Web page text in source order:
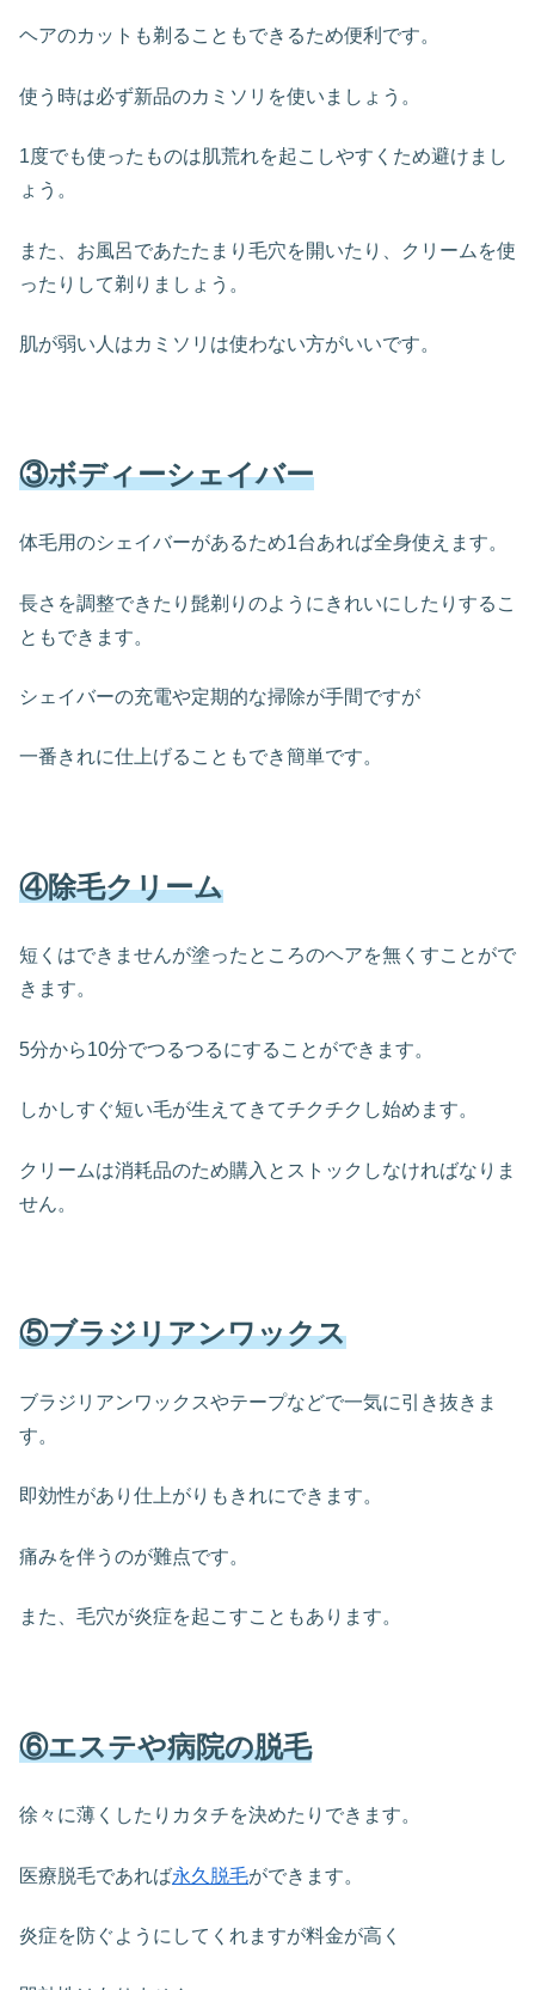
ヘアのカットも剃ることもできるため便利です。
使う時は必ず新品のカミソリを使いましょう。
1度でも使ったものは肌荒れを起こしやすくため避けまし
ょう。
また、お風呂であたたまり毛穴を開いたり、クリームを使
ったりして剃りましょう。
肌が弱い人はカミソリは使わない方がいいです。
③ボディーシェイバー
体毛用のシェイバーがあるため1台あれば全身使えます。
長さを調整できたり髭剃りのようにきれいにしたりするこ
ともできます。
シェイバーの充電や定期的な掃除が手間ですが
一番きれに仕上げることもでき簡単です。
④除毛クリーム
短くはできませんが塗ったところのヘアを無くすことがで
きます。
5分から10分でつるつるにすることができます。
しかしすぐ短い毛が生えてきてチクチクし始めます。
クリームは消耗品のため購入とストックしなければなりま
せん。
⑤ブラジリアンワックス
ブラジリアンワックスやテープなどで一気に引き抜きま
す。
即効性があり仕上がりもきれにできます。
痛みを伴うのが難点です。
また、毛穴が炎症を起こすこともあります。
⑥エステや病院の脱毛
徐々に薄くしたりカタチを決めたりできます。
医療脱毛であれば永久脱毛ができます。
炎症を防ぐようにしてくれますが料金が高く